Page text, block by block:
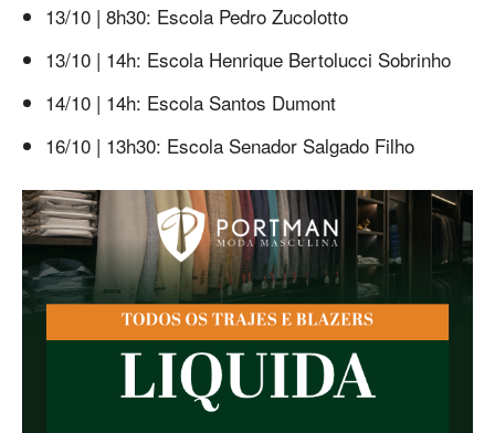
13/10 | 8h30: Escola Pedro Zucolotto
13/10 | 14h: Escola Henrique Bertolucci Sobrinho
14/10 | 14h: Escola Santos Dumont
16/10 | 13h30: Escola Senador Salgado Filho